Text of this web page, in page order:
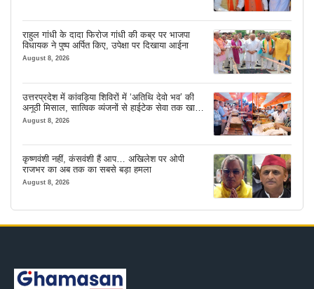
राहुल गांधी के दादा फिरोज गांधी की कब्र पर भाजपा
विधायक ने पुष्प अर्पित किए, उपेक्षा पर दिखाया आईना
August 8, 2026
उत्तरप्रदेश में कांवड़िया शिविरों में ‘अतिथि देवो भव’ की
अनूठी मिसाल, सात्विक व्यंजनों से हाईटेक सेवा तक खास
इंतजाम
August 8, 2026
कृष्णवंशी नहीं, कंसवंशी हैं आप… अखिलेश पर ओपी
राजभर का अब तक का सबसे बड़ा हमला
August 8, 2026